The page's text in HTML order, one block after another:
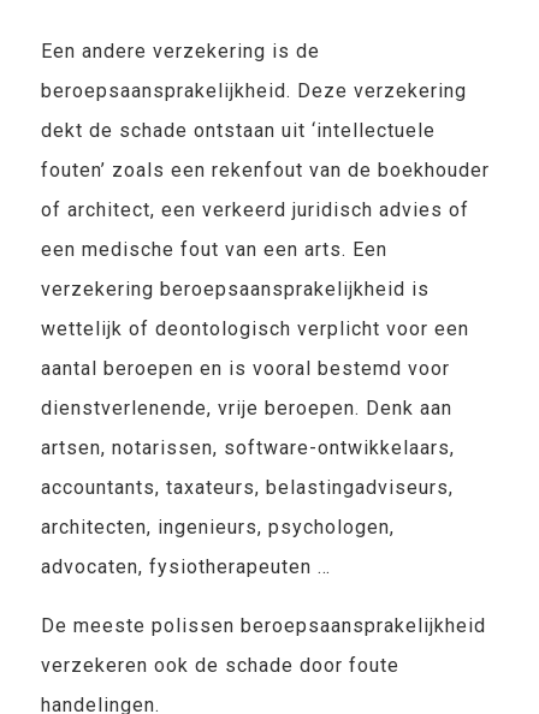
Een andere verzekering is de
beroepsaansprakelijkheid. Deze verzekering
dekt de schade ontstaan uit ‘intellectuele
fouten’ zoals een rekenfout van de boekhouder
of architect, een verkeerd juridisch advies of
een medische fout van een arts. Een
verzekering beroepsaansprakelijkheid is
wettelijk of deontologisch verplicht voor een
aantal beroepen en is vooral bestemd voor
dienstverlenende, vrije beroepen. Denk aan
artsen, notarissen, software-ontwikkelaars,
accountants, taxateurs, belastingadviseurs,
architecten, ingenieurs, psychologen,
advocaten, fysiotherapeuten …
De meeste polissen beroepsaansprakelijkheid
verzekeren ook de schade door foute
handelingen.